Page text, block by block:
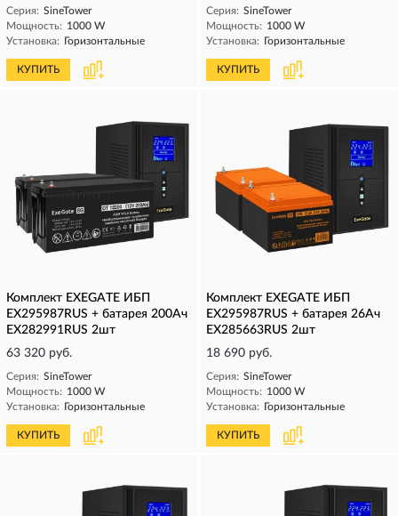
Серия: SineTower
Мощность: 1000 W
Установка: Горизонтальные
КУПИТЬ
Серия: SineTower
Мощность: 1000 W
Установка: Горизонтальные
КУПИТЬ
Комплект EXEGATE ИБП
EX295987RUS + батарея 200Aч
EX282991RUS 2шт
63 320 руб.
Серия: SineTower
Мощность: 1000 W
Установка: Горизонтальные
КУПИТЬ
Комплект EXEGATE ИБП
EX295987RUS + батарея 26Aч
EX285663RUS 2шт
18 690 руб.
Серия: SineTower
Мощность: 1000 W
Установка: Горизонтальные
КУПИТЬ